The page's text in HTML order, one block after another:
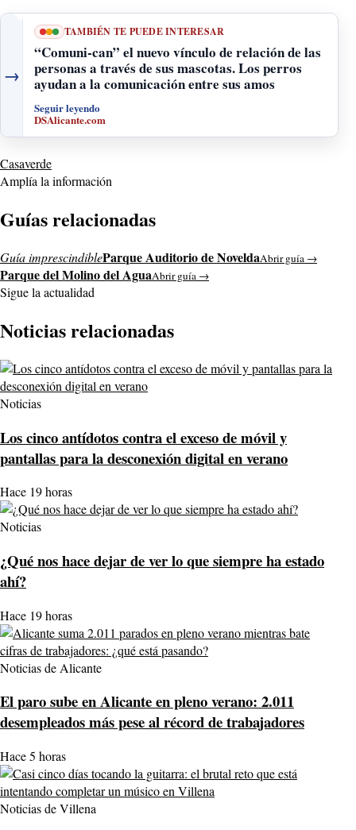
→
TAMBIÉN TE PUEDE INTERESAR
“Comuni-can” el nuevo vínculo de relación de las
personas a través de sus mascotas. Los perros
ayudan a la comunicación entre sus amos
Seguir leyendo
DSAlicante.com
Casaverde
Amplía la información
Guías relacionadas
Guía imprescindibleParque Auditorio de NoveldaAbrir guía →
Parque del Molino del AguaAbrir guía →
Sigue la actualidad
Noticias relacionadas
Noticias
Los cinco antídotos contra el exceso de móvil y
pantallas para la desconexión digital en verano
Hace 19 horas
Noticias
¿Qué nos hace dejar de ver lo que siempre ha estado
ahí?
Hace 19 horas
Noticias de Alicante
El paro sube en Alicante en pleno verano: 2.011
desempleados más pese al récord de trabajadores
Hace 5 horas
Noticias de Villena